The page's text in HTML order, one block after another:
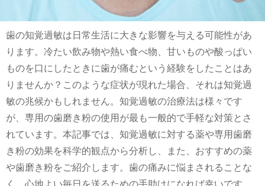
歯の知覚過敏は日常生活に大きな影響を与える可能性があ
ります。冷たい飲み物や熱い食べ物、甘いものや酸っぱい
ものを口にしたときに歯が痛むという経験をしたことはあ
りませんか？このような症状が現れた場合、それは知覚過
敏の兆候かもしれません。知覚過敏の治療法は様々です
が、専用の歯磨き粉の使用が最も一般的で手軽な対策とさ
れています。本記事では、知覚過敏に対する薬や専用歯磨
き粉の効果を科学的観点から分析し、また、おすすめの薬
や歯磨き粉をご紹介します。歯の痛みに悩まされることな
く、心地よい毎日を送るための手助けになれば幸いです。